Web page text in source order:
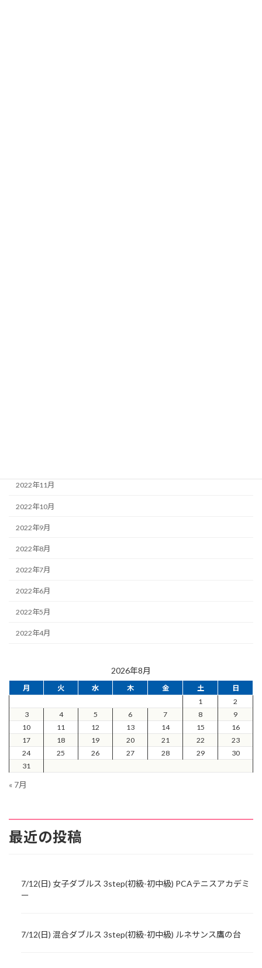
2022年11月
2022年10月
2022年9月
2022年8月
2022年7月
2022年6月
2022年5月
2022年4月
2026年8月
月 火 水 木 金 土
日
1
2
3
4 5 6 7 8
9
10
11 12 13 14 15
16
17
18 19 20 21 22
23
24
25 26 27 28 29
30
31
« 7月
最近の投稿
7/12(日) 女子ダブルス 3step(初級-初中級) PCAテニスアカデミ
ー
7/12(日) 混合ダブルス 3step(初級-初中級) ルネサンス鷹の台